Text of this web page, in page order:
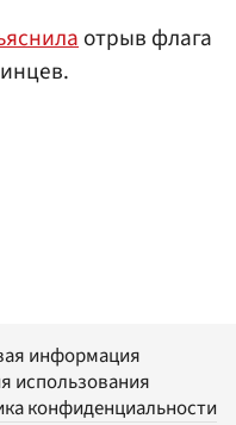
отрыв флага
информация
использования
конфиденциальности